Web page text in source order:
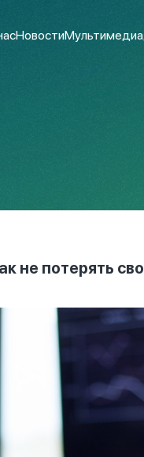
НовостиМультимедиа
не потерять